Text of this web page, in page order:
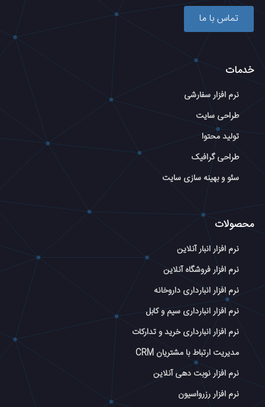
تماس با ما
خدمات
نرم افزار سفارشی
طراحی سایت
تولید محتوا
طراحی گرافیک
سئو و بهینه سازی سایت
محصولات
نرم افزار انبار آنلاین
نرم افزار فروشگاه آنلاین
نرم افزار انبارداری داروخانه
نرم افزار انبارداری سیم و کابل
نرم افزار انبارداری خرید و تدارکات
مدیریت ارتباط با مشتریان CRM
نرم افزار نوبت دهی آنلاین
نرم افزار رزرواسیون